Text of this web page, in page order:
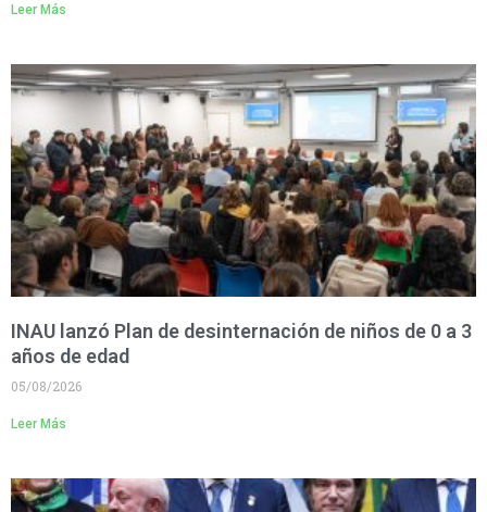
Leer Más
INAU lanzó Plan de desinternación de niños de 0 a 3
años de edad
05/08/2026
Leer Más